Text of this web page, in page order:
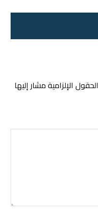
الحقول الإلزامية مشار إليها